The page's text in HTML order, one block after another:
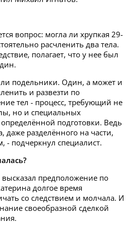
вопрос: могла ли хрупкая 29-
расчленить два тела.
полагает, что у нее был
подельники. Один, а может и
и развезти по
тел - процесс, требующий не
но и специальных
подготовки. Ведь
даже разделённого на части,
- подчеркнул специалист.
предположение по
долгое время
со следствием и молчала. И
своеобразной сделкой